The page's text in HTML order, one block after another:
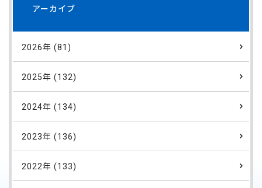
アーカイブ
2026年 (81)
2025年 (132)
2024年 (134)
2023年 (136)
2022年 (133)